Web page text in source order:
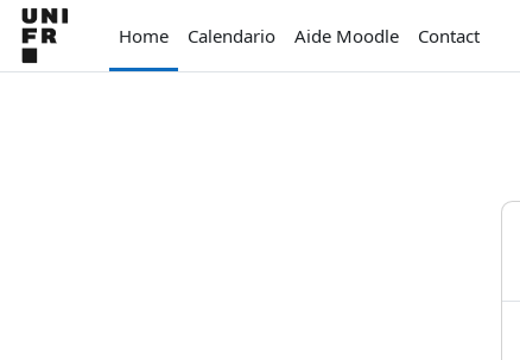
Vai al contenuto principale
Home
Calendario Aide Moodle Contact